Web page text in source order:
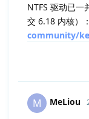
NTFS 驱动已
交 6.18 内核）：
community/
M MeLiou